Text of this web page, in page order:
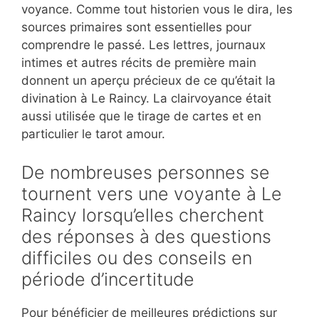
voyance. Comme tout historien vous le dira, les
sources primaires sont essentielles pour
comprendre le passé. Les lettres, journaux
intimes et autres récits de première main
donnent un aperçu précieux de ce qu’était la
divination à Le Raincy. La clairvoyance était
aussi utilisée que le tirage de cartes et en
particulier le tarot amour.
De nombreuses personnes se
tournent vers une voyante à Le
Raincy lorsqu’elles cherchent
des réponses à des questions
difficiles ou des conseils en
période d’incertitude
Pour bénéficier de meilleures prédictions sur